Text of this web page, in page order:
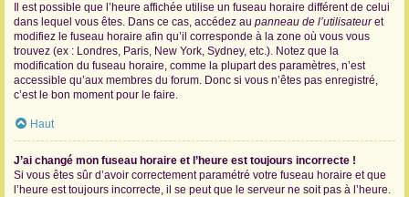
Il est possible que l’heure affichée utilise un fuseau horaire différent de celui
dans lequel vous êtes. Dans ce cas, accédez au panneau de l’utilisateuret
modifiez le fuseau horaire afin qu’il corresponde à la zone où vous vous
trouvez (ex : Londres, Paris, New York, Sydney, etc.). Notez que la
modification du fuseau horaire, comme la plupart des paramètres, n’est
accessible qu’aux membres du forum. Donc si vous n’êtes pas enregistré,
c’est le bon moment pour le faire.
Haut
J’ai changé mon fuseau horaire et l’heure est toujours incorrecte !
Si vous êtes sûr d’avoir correctement paramétré votre fuseau horaire et que
l’heure est toujours incorrecte, il se peut que le serveur ne soit pas à l’heure.